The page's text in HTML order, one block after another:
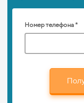
Номер телефона *